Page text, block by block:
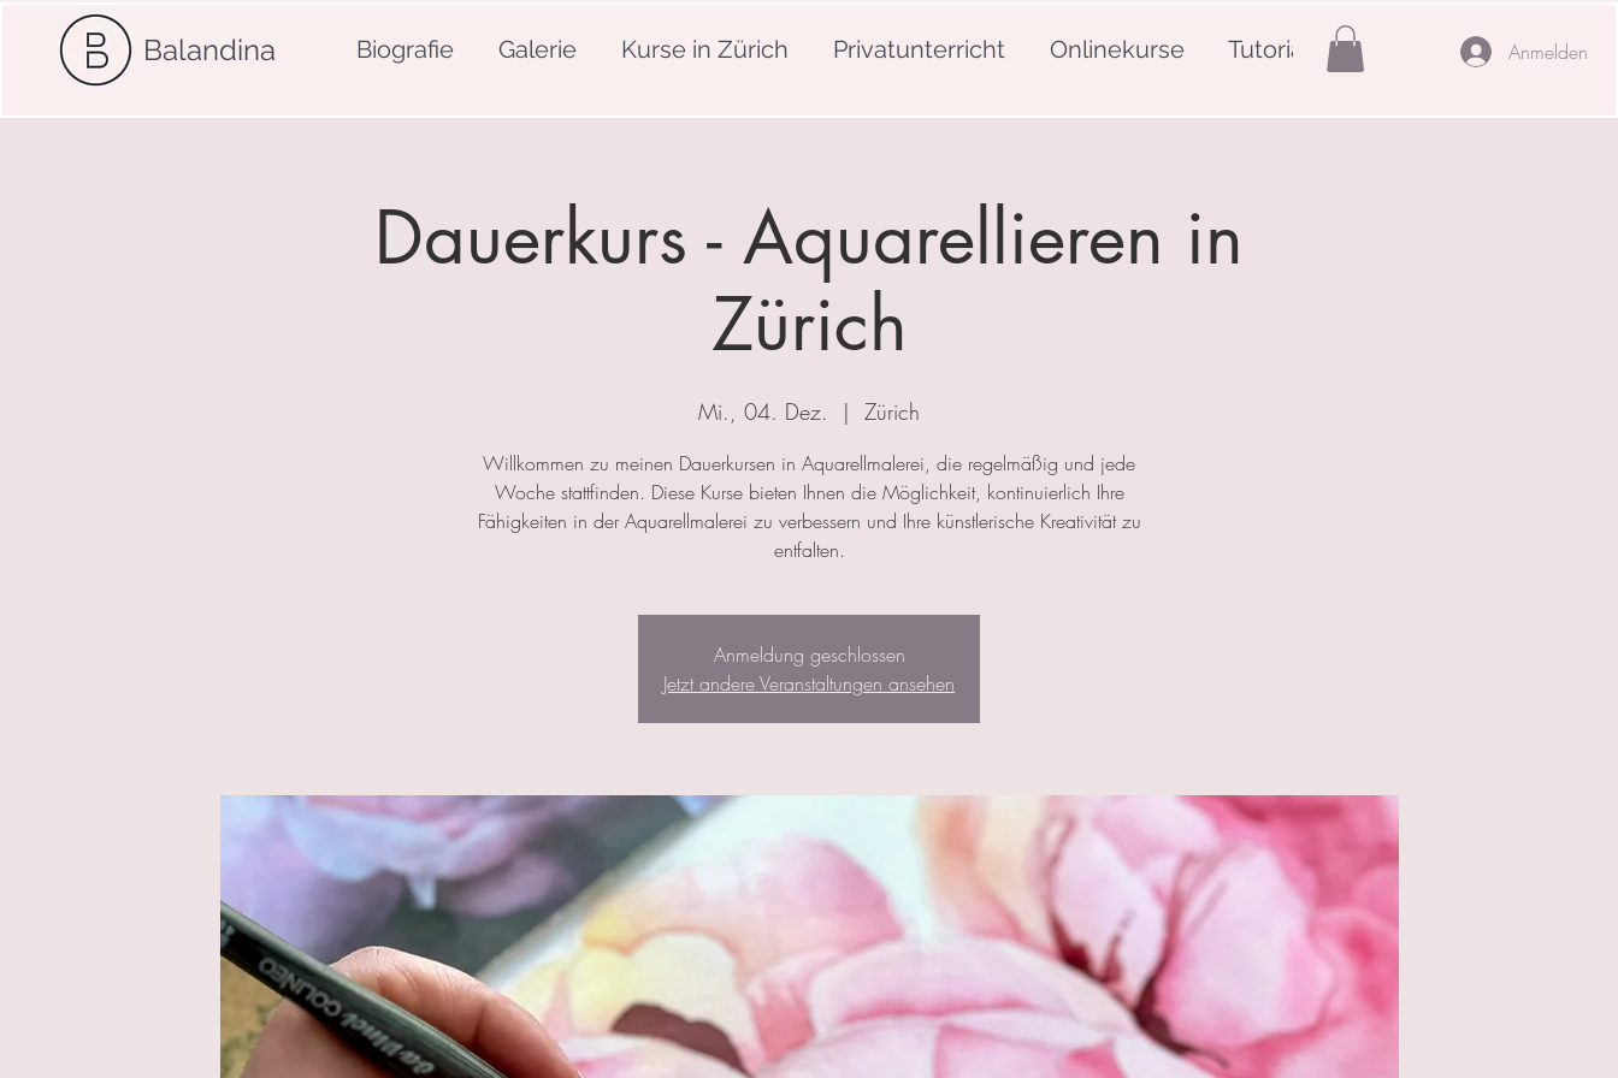
Balandina Biografie Galerie Kurse in Zürich Privatunterricht Onlinekurse Tutorials Anmelden
Dauerkurs - Aquarellieren in
Zürich
Mi., 04. Dez.
  |
Zürich
Willkommen zu meinen Dauerkursen in Aquarellmalerei, die regelmäßig und jede
Woche stattfinden. Diese Kurse bieten Ihnen die Möglichkeit, kontinuierlich Ihre
Fähigkeiten in der Aquarellmalerei zu verbessern und Ihre künstlerische Kreativität zu
entfalten.
Anmeldung geschlossen
Jetzt andere Veranstaltungen ansehen